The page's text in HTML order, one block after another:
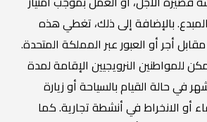
بالإضافة إلى ذلك، تغطي هذه
أجر أو العبور عبر المملكة المتحدة.
للمواطنين النرويجيين الإقامة لمدة
في حالة القيام بالسياحة أو زيارة
أو الانخراط في أنشطة تجارية. كما